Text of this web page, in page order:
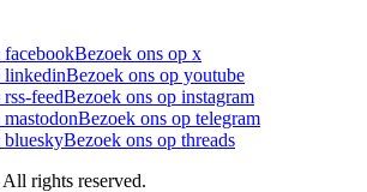
facebookBezoek ons op x
linkedinBezoek ons op youtube
feedBezoek ons op instagram
Bezoek ons op telegram
blueskyBezoek ons op threads
rights reserved.